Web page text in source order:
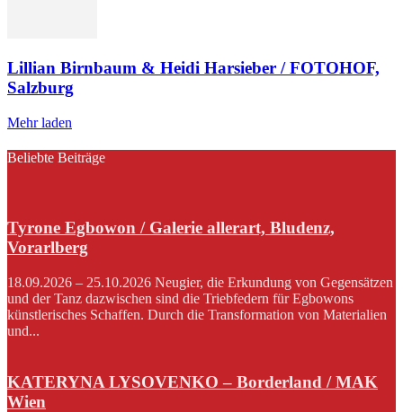
Lillian Birnbaum & Heidi Harsieber / FOTOHOF,
Salzburg
Mehr laden
Beliebte Beiträge
Tyrone Egbowon / Galerie allerart, Bludenz,
Vorarlberg
18.09.2026 – 25.10.2026 Neugier, die Erkundung von Gegensätzen
und der Tanz dazwischen sind die Triebfedern für Egbowons
künstlerisches Schaffen. Durch die Transformation von Materialien
und...
KATERYNA LYSOVENKO – Borderland / MAK
Wien